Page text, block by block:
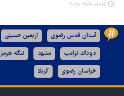
۱۴۰۴-۰۶-۰۷ ۱۱:۳۸
آستان قدس رضوی اربعین حسینی
دونالد ترامپ مشهد تنگه هرمز
خراسان رضوی کربلا